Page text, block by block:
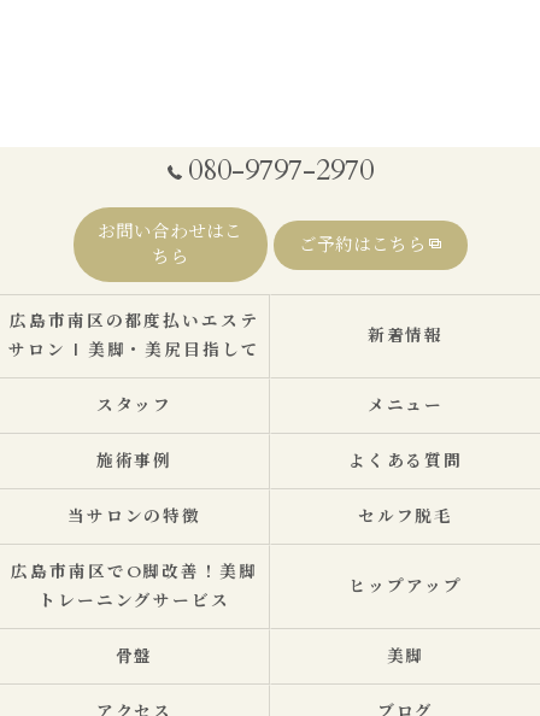
080-9797-2970
お問い合わせはこ
ちら
ご予約はこちら
広島市南区の都度払いエステ
サロン | 美脚・美尻目指して
新着情報
スタッフ メニュー
施術事例 よくある質問
当サロンの特徴 セルフ脱毛
広島市南区でO脚改善！美脚
トレーニングサービス
ヒップアップ
骨盤 美脚